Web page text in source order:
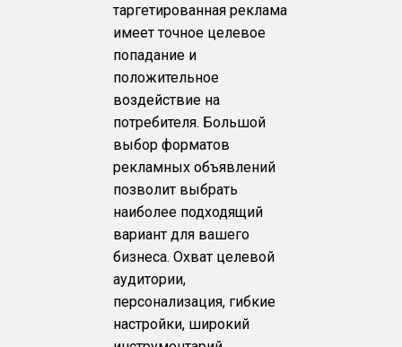
таргетированная реклама
имеет точное целевое
попадание и
положительное
воздействие на
потребителя. Большой
выбор форматов
рекламных объявлений
позволит выбрать
наиболее подходящий
вариант для вашего
бизнеса. Охват целевой
аудитории,
персонализация, гибкие
настройки, широкий